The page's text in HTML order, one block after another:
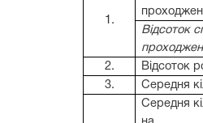
1.
Відсоток
2. Відсоток
3.
Середня
Середня